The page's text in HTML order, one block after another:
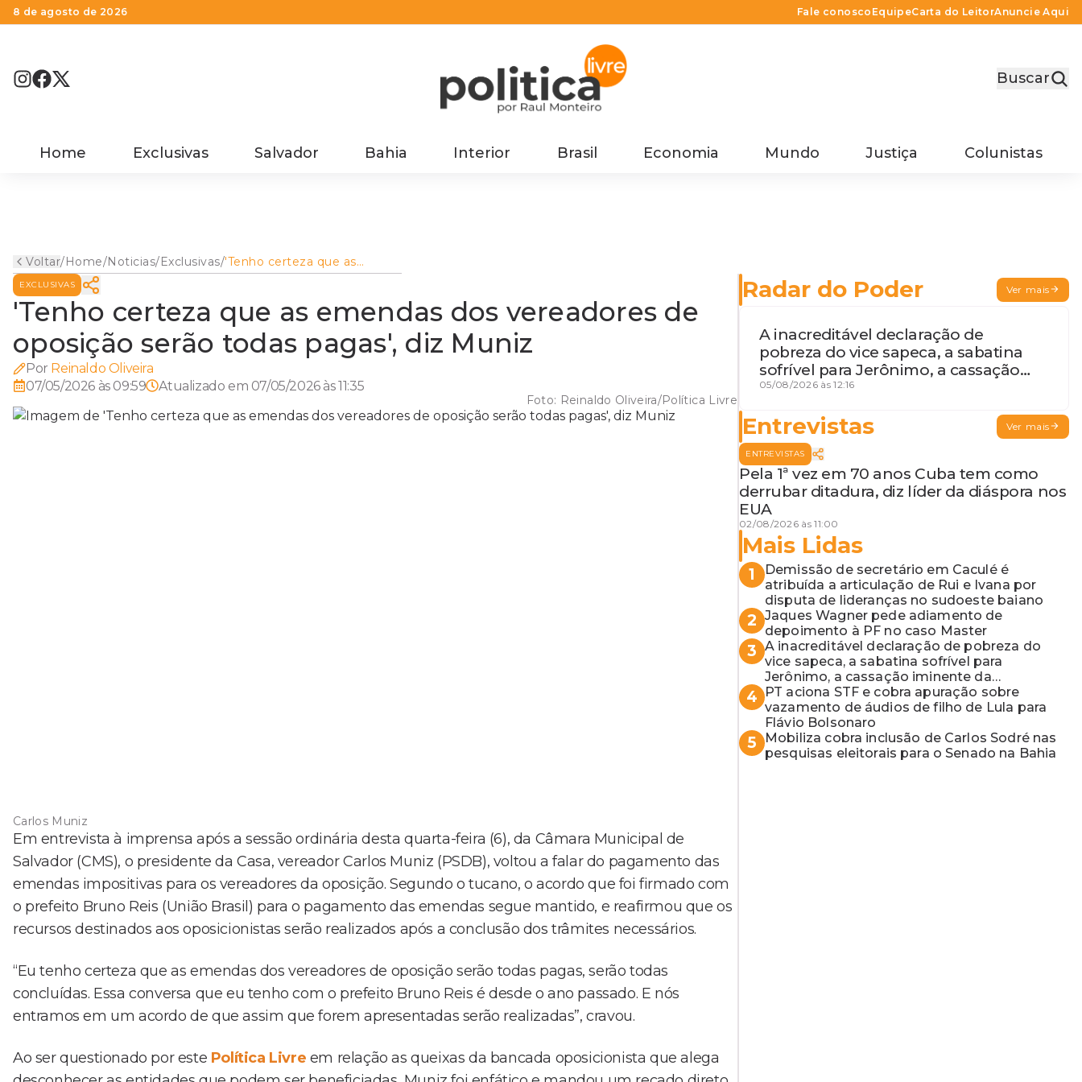
8 de agosto de 2026 Fale conosco EquipeCarta do LeitorAnuncie Aqui
Buscar
Home Exclusivas Salvador Bahia Interior Brasil Economia Mundo Justiça Colunistas
Voltar/Home/Noticias/Exclusivas/'Tenho certeza que as
emendas dos vereadores de
EXCLUSIVAS
'Tenho certeza que as emendas dos vereadores de
oposição serão todas pagas', diz Muniz
Por Reinaldo Oliveira
07/05/2026 às 09:59
Atualizado em 07/05/2026 às 11:35
Foto: Reinaldo Oliveira/Política Livre
Carlos Muniz
Em entrevista à imprensa após a sessão ordinária desta quarta-feira (6), da Câmara Municipal de
Salvador (CMS), o presidente da Casa, vereador Carlos Muniz (PSDB), voltou a falar do pagamento das
emendas impositivas para os vereadores da oposição. Segundo o tucano, o acordo que foi firmado com
o prefeito Bruno Reis (União Brasil) para o pagamento das emendas segue mantido, e reafirmou que os
recursos destinados aos oposicionistas serão realizados após a conclusão dos trâmites necessários.
“Eu tenho certeza que as emendas dos vereadores de oposição serão todas pagas, serão todas
concluídas. Essa conversa que eu tenho com o prefeito Bruno Reis é desde o ano passado. E nós
entramos em um acordo de que assim que forem apresentadas serão realizadas”, cravou.
Ao ser questionado por este Política Livre em relação as queixas da bancada oposicionista que alega
Radar do Poder Ver mais
A inacreditável declaração de
pobreza do vice sapeca, a sabatina
sofrível para Jerônimo, a cassação
iminente da desembargadora e a
05/08/2026 às 12:16
Entrevistas Ver mais
ENTREVISTAS
Pela 1ª vez em 70 anos Cuba tem como
derrubar ditadura, diz líder da diáspora nos
EUA
02/08/2026 às 11:00
Mais Lidas
1
Demissão de secretário em Caculé é
atribuída a articulação de Rui e Ivana por
disputa de lideranças no sudoeste baiano
2 Jaques Wagner pede adiamento de
depoimento à PF no caso Master
3 A inacreditável declaração de pobreza do
vice sapeca, a sabatina sofrível para
Jerônimo, a cassação iminente da
desembargadora e a vaga do Quinto para o
MP baiano
4
PT aciona STF e cobra apuração sobre
vazamento de áudios de filho de Lula para
Flávio Bolsonaro
5
Mobiliza cobra inclusão de Carlos Sodré nas
pesquisas eleitorais para o Senado na Bahia